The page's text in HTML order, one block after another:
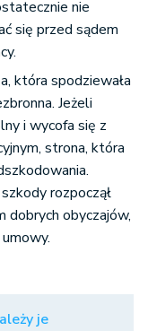
nie
się przed sądem
która spodziewała
Jeżeli
i wycofa się z
strona, która
rozpoczął
dobrych obyczajów,
je